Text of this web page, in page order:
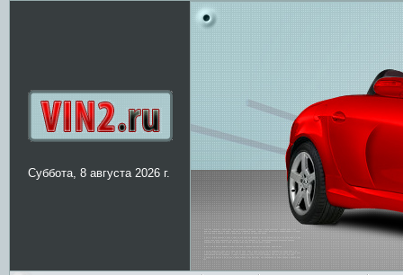
Суббота, 8 августа 2026 г.